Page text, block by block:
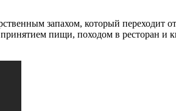
запахом, который переходит
пищи, походом в ресторан и